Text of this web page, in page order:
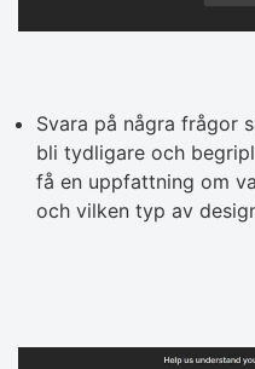
Svara på några frågor
bli tydligare och
få en uppfattning om
och vilken typ av